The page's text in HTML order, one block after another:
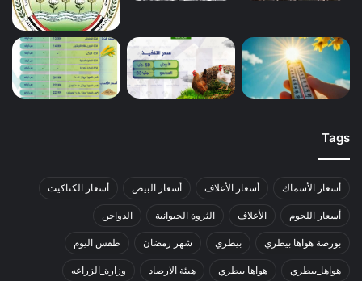
Tags
أسعار الأسماك أسعار الأعلاف أسعار البيض أسعار الكتاكيت
أسعار اللحوم الأعلاف الثروة الحيوانية الدواجن
بورصة هواها بيطري بيطري شهر رمضان طقس اليوم
هواها_بيطري هواها بيطري هيئة الارصاد وزارة_الزراعه